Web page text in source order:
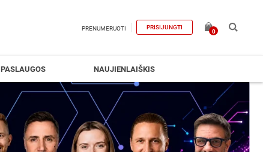
PRENUMERUOTI PRISIJUNGTI
0
PASLAUGOS NAUJIENLAIŠKIS